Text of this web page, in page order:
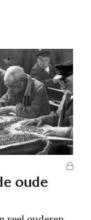
hebben
oude